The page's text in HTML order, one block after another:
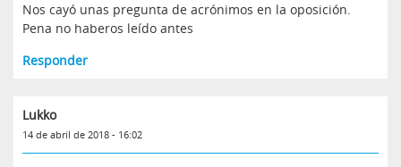
Nos cayó unas pregunta de acrónimos en la oposición.
Pena no haberos leído antes
Responder
Lukko
14 de abril de 2018 - 16:02